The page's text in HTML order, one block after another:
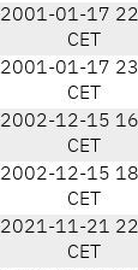
2001-01-17
CET
2001-01-17
CET
2002-12-15
CET
2002-12-15
CET
2021-11-21
CET